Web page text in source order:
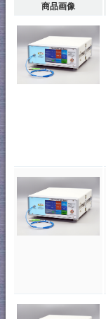
商品画像